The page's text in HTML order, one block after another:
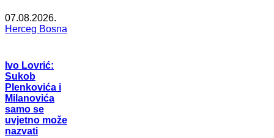
07.08.2026.
Herceg Bosna
Ivo Lovrić:
Sukob
Plenkovića i
Milanovića
samo se
uvjetno može
nazvati